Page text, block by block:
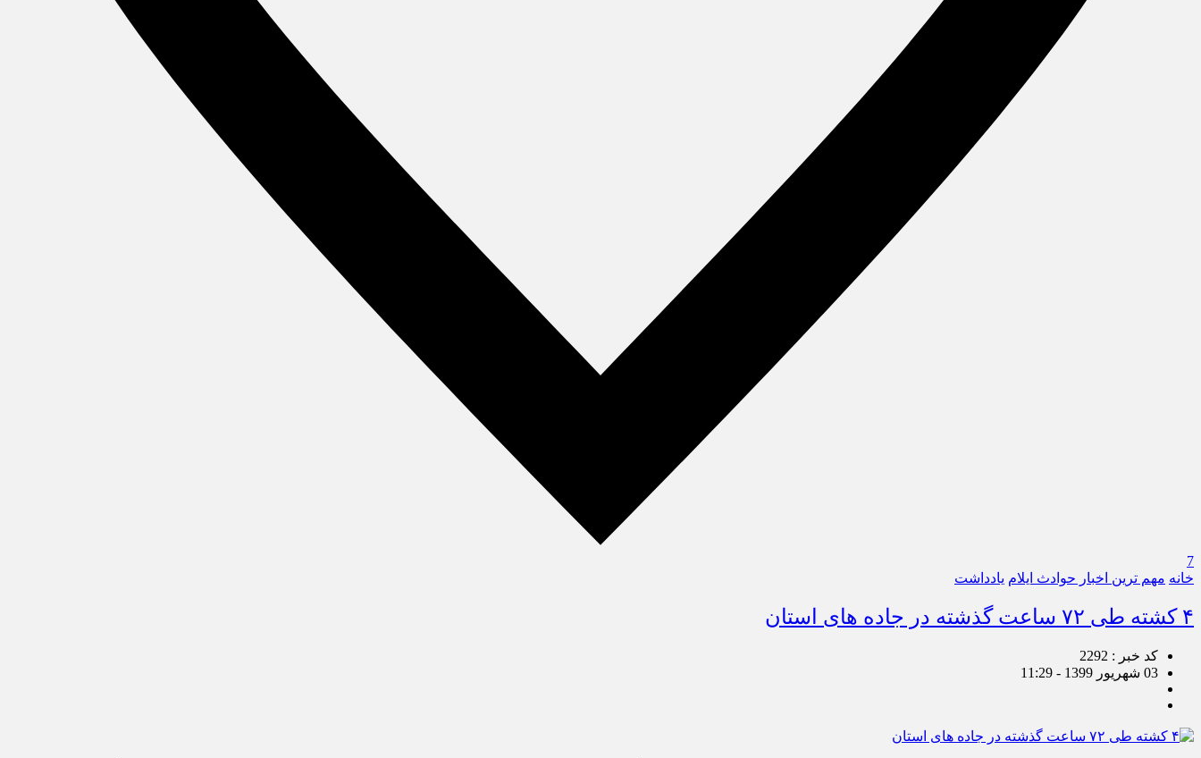
7
خانه مهم ترین اخبار حوادث ایلام یادداشت
۴ کشته طی ۷۲ ساعت گذشته در جاده های استان
کد خبر : 2292
03 شهریور 1399 - 11:29